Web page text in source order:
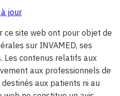
jour
ce site web ont pour objet de
sur INVAMED, ses
Les contenus relatifs aux
aux professionnels de
aux patients ni au